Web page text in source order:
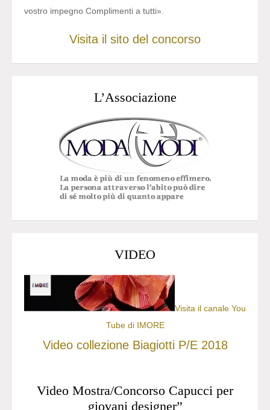
vostro impegno Complimenti a tutti».
Visita il sito del concorso
L’Associazione
VIDEO
Visita il canale You
Tube di IMORE
Video collezione Biagiotti P/E 2018
Video Mostra/Concorso Capucci per
giovani designer”